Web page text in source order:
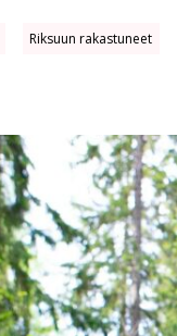
Riksuun rakastuneet